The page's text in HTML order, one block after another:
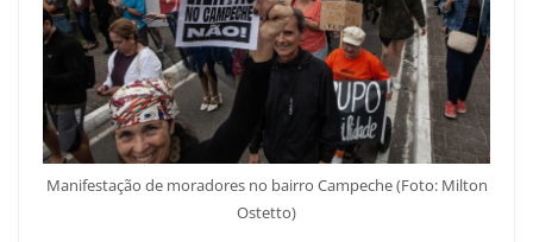
Manifestação de moradores no bairro Campeche (Foto: Milton
Ostetto)